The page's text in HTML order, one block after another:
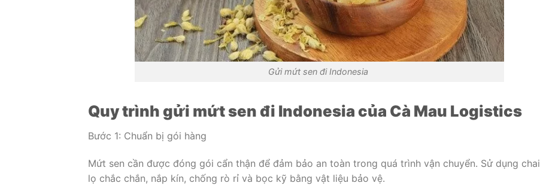
Gửi mứt sen đi Indonesia
Quy trình gửi mứt sen đi Indonesia của Cà Mau Logistics
Bước 1: Chuẩn bị gói hàng
Mứt sen cần được đóng gói cẩn thận để đảm bảo an toàn trong quá trình vận chuyển. Sử dụng chai
lọ chắc chắn, nắp kín, chống rò rỉ và bọc kỹ bằng vật liệu bảo vệ.